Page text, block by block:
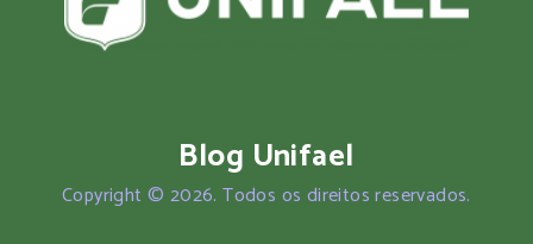
Blog Unifael
Copyright © 2026. Todos os direitos reservados.